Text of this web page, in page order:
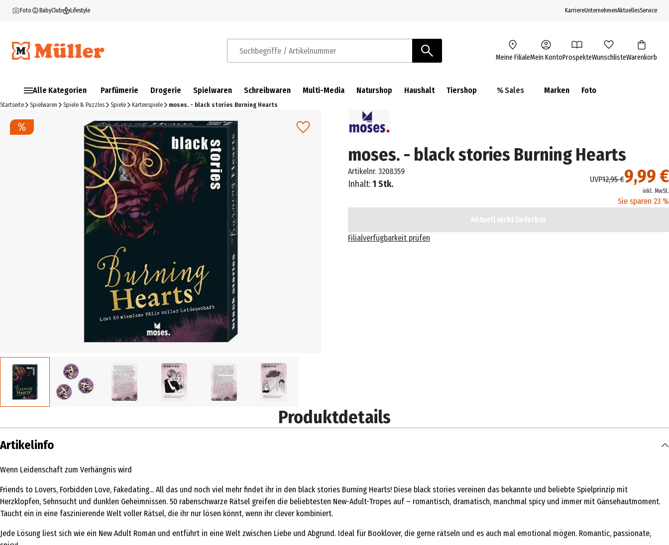
Foto BabyClub Lifestyle KarriereUnternehmenAktuellesService
Suchbegriffe / Artikelnummer Meine FilialeMein KontoProspekteWunschlisteWarenkorb
Alle Kategorien Parfümerie Drogerie Spielwaren Schreibwaren Multi-Media Naturshop Haushalt Tiershop % Sales Marken Foto
Startseite Spielwaren Spiele & Puzzles Spiele Kartenspiele moses. - black stories Burning Hearts
moses. - black stories Burning Hearts
Artikelnr. 3208359
Inhalt:1 Stk. 9,99 €
UVP12,95 €
inkl. MwSt.
Sie sparen 23 %
Aktuell nicht lieferbar
Filialverfügbarkeit prüfen
Produktdetails
Artikelinfo
Wenn Leidenschaft zum Verhängnis wird
Friends to Lovers, Forbidden Love, Fakedating... All das und noch viel mehr findet ihr in den black stories Burning Hearts! Diese black stories vereinen das bekannte und beliebte Spielprinzip mit
Herzklopfen, Sehnsucht und dunklen Geheimnissen. 50 rabenschwarze Rätsel greifen die beliebtesten New-Adult-Tropes auf – romantisch, dramatisch, manchmal spicy und immer mit Gänsehautmoment.
Taucht ein in eine faszinierende Welt voller Rätsel, die ihr nur lösen könnt, wenn ihr clever kombiniert.
Jede Lösung liest sich wie ein New Adult Roman und entführt in eine Welt zwischen Liebe und Abgrund. Ideal für Booklover, die gerne rätseln und es auch mal emotional mögen. Romantic, passionate,